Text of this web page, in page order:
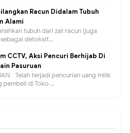
Racun Didalam Tubuh
Alami
tubuh dari zat racun (juga
detoksif...
CCTV, Aksi Pencuri Berhijab Di
Pasuruan
- Telah terjadi pencurian uang milik
pembeli di Toko ...